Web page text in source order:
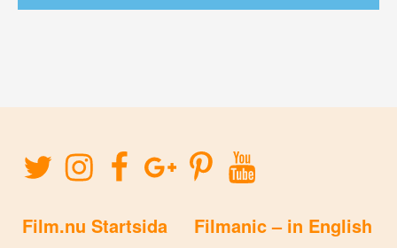
Nu svarar Kazakhstan på ”Borat” med en egen film. Borats
Film.nu Startsida
Filmanic – in English